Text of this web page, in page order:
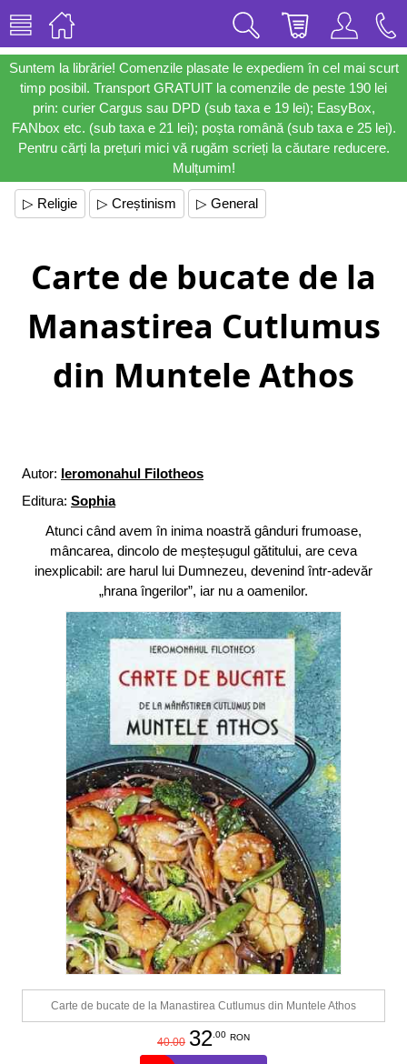
Suntem la librărie! Comenzile plasate le expediem în cel mai scurt
timp posibil. Transport GRATUIT la comenzile de peste 190 lei
prin: curier Cargus sau DPD (sub taxa e 19 lei); EasyBox,
FANbox etc. (sub taxa e 21 lei); poșta română (sub taxa e 25 lei).
Pentru cărți la prețuri mici vă rugăm scrieți la căutare reducere.
Mulțumim!
▷ Religie ▷ Creștinism ▷ General
Carte de bucate de la
Manastirea Cutlumus
din Muntele Athos
Autor: Ieromonahul Filotheos
Editura: Sophia
Atunci când avem în inima noastră gânduri frumoase,
mâncarea, dincolo de meșteșugul gătitului, are ceva
inexplicabil: are harul lui Dumnezeu, devenind într‑adevăr
„hrana îngerilor”, iar nu a oamenilor.
Carte de bucate de la Manastirea Cutlumus din Muntele Athos
40.00 32.00 RON